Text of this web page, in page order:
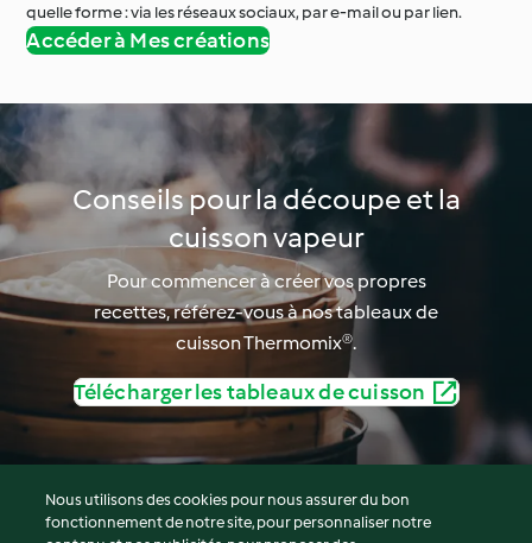
quelle forme : via les réseaux sociaux, par e-mail ou par lien.
Accéder à Mes créations
Conseils pour la découpe et la
cuisson vapeur
Pour commencer à créer vos propres
recettes, référez-vous à nos tableaux de
cuisson Thermomix®.
Télécharger les tableaux de cuisson
© Copyright 2026
Nous utilisons des cookies pour nous assurer du bon
fonctionnement de notre site, pour personnaliser notre